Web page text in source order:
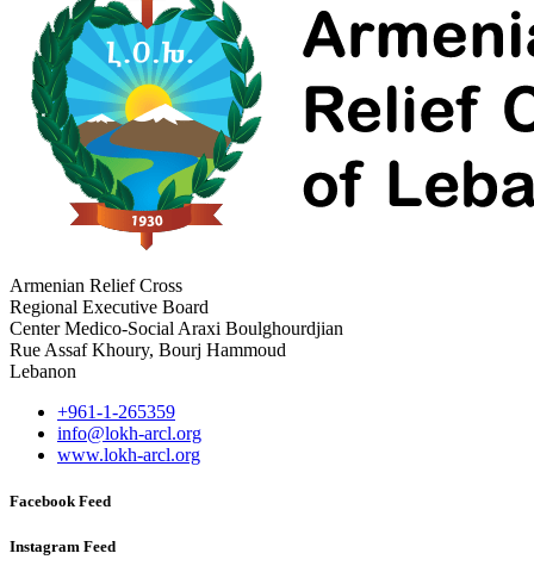
Armenian Relief Cross
Regional Executive Board
Center Medico-Social Araxi Boulghourdjian
Rue Assaf Khoury, Bourj Hammoud
Lebanon
+961-1-265359
info@lokh-arcl.org
www.lokh-arcl.org
Facebook Feed
Instagram Feed